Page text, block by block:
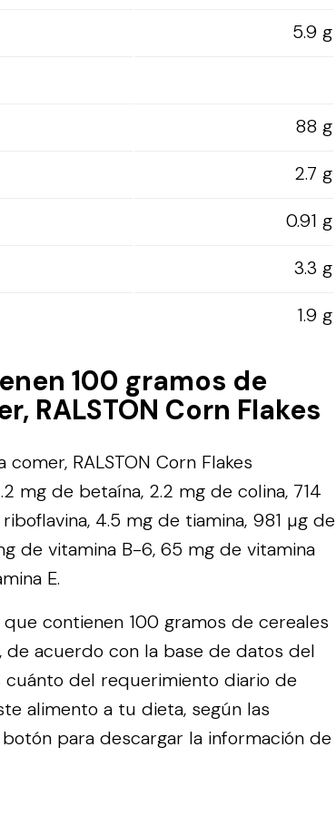
5.9 g
88 g
2.7 g
0.91 g
3.3 g
1.9 g
100 gramos de
RALSTON Corn Flakes
RALSTON Corn Flakes
mg de betaína, 2.2 mg de colina, 714
4.5 mg de tiamina, 981 µg de
de vitamina B-6, 65 mg de vitamina
E.
contienen 100 gramos de cereales
de acuerdo con la base de datos del
cuánto del requerimiento diario de
alimento a tu dieta, según las
botón para descargar la información de